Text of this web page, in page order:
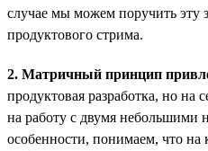
случае мы можем поручить эту
продуктового стрима.
2. Матричный принцип
продуктовая разработка, но на
на работу с двумя
особенности, понимаем, что